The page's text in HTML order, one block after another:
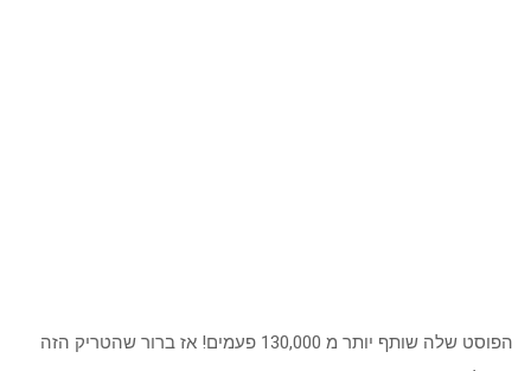
הפוסט שלה שותף יותר מ 130,000 פעמים! אז ברור שהטריק הזה